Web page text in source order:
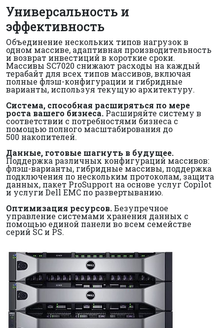
Универсальность и
эффективность
Объединение нескольких типов нагрузок в
одном массиве, адаптивная производительность
и возврат инвестиций в короткие сроки.
Массивы SC7020 снижают расходы на каждый
терабайт для всех типов массивов, включая
полные флэш-конфигурации и гибридные
варианты, используя текущую архитектуру.
Система, способная расширяться по мере
роста вашего бизнеса. Расширяйте систему в
соответствии с потребностями бизнеса с
помощью полного масштабирования до
500 накопителей.
Данные, готовые шагнуть в будущее.
Поддержка различных конфигураций массивов:
флэш-варианты, гибридные массивы, поддержка
подключения по нескольким протоколам, защита
данных, пакет ProSupport на основе услуг Copilot
и услуги Dell EMC по развертыванию.
Оптимизация ресурсов.Безупречное
управление системами хранения данных с
помощью единой панели во всем семействе
серий SC и PS.